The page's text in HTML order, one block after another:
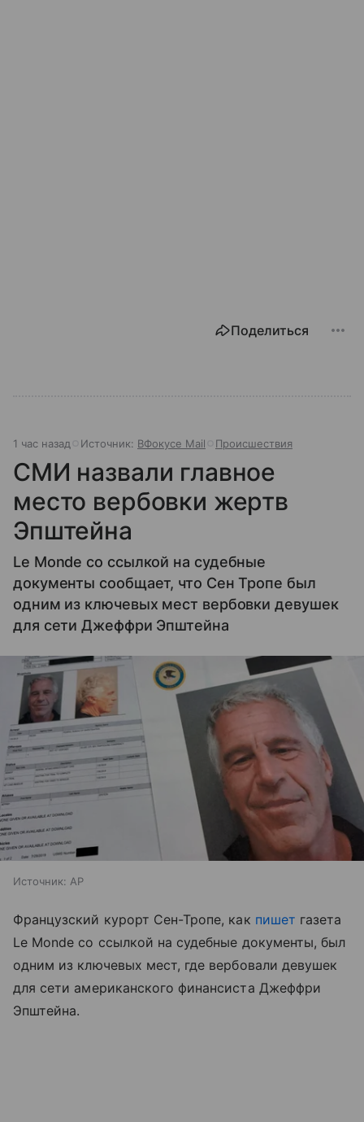
Поделиться
1 час назад Источник: ВФокусе Mail Происшествия
СМИ назвали главное
место вербовки жертв
Эпштейна
Le Monde со ссылкой на судебные
документы сообщает, что Сен Тропе был
одним из ключевых мест вербовки девушек
для сети Джеффри Эпштейна
Источник: AP
Французский курорт Сен-Тропе, как пишет газета
Le Monde со ссылкой на судебные документы, был
одним из ключевых мест, где вербовали девушек
для сети американского финансиста Джеффри
Эпштейна.